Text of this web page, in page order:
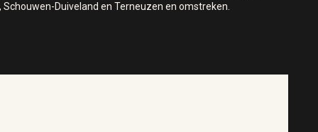
Schouwen-Duiveland en Terneuzen en omstreken.